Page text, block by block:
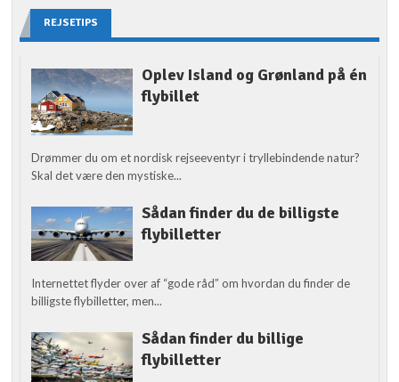
REJSETIPS
Oplev Island og Grønland på én
flybillet
Drømmer du om et nordisk rejseeventyr i tryllebindende natur?
Skal det være den mystiske...
Sådan finder du de billigste
flybilletter
Internettet flyder over af “gode råd” om hvordan du finder de
billigste flybilletter, men...
Sådan finder du billige
flybilletter